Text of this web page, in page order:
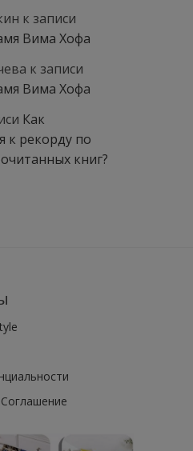
к записи
Вима Хофа
к записи
Вима Хофа
Как
к рекорду по
книг?